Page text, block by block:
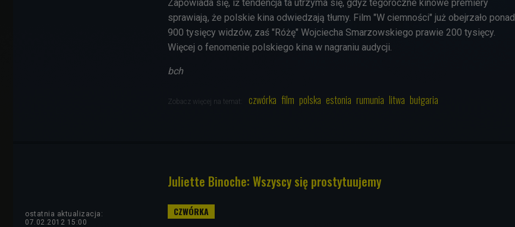
Zapowiada się, iż tendencja ta utrzyma się, gdyż tegoroczne kinowe premiery
sprawiają, że polskie kina odwiedzają tłumy. Film "W ciemności" już obejrzało ponad
900 tysięcy widzów, zaś "Różę" Wojciecha Smarzowskiego prawie 200 tysięcy.
Więcej o fenomenie polskiego kina w nagraniu audycji.
bch
Zobacz więcej na temat: czwórka film polska estonia rumunia litwa bułgaria
Juliette Binoche: Wszyscy się prostytuujemy
ostatnia aktualizacja:
07.02.2012 15:00